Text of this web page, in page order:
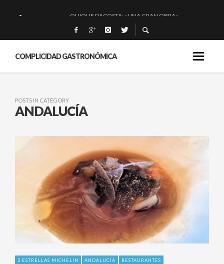
QUIQUE DACOSTA: «UNA GRAN OBRA»
EL BARUCO DE ANERO: MUCHO MÁS QUE UN BAR.
MONTIA: ESENCIAL Y BRILLANTE.
COMPLICIDAD GASTRONÓMICA
POSTS IN CATEGORY
ANDALUCÍA
2 ESTRELLAS MICHELIN ANDALUCÍA RESTAURANTES